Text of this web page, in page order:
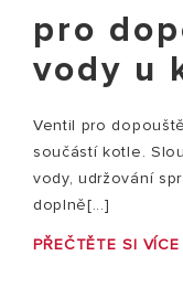
pro
vody u
Ventil pro
součástí kotle.
vody, udržování
doplně[...]
PŘEČTĚTE SI VÍCE